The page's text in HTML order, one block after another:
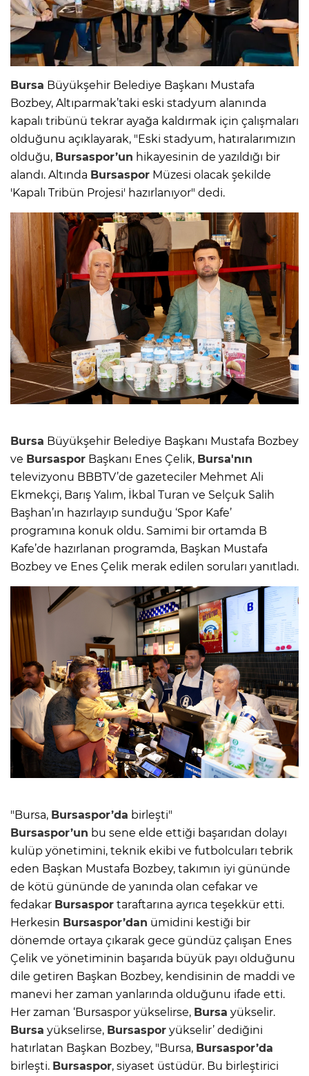
Bursa Büyükşehir Belediye Başkanı Mustafa
Bozbey, Altıparmak’taki eski stadyum alanında
kapalı tribünü tekrar ayağa kaldırmak için çalışmaları
olduğunu açıklayarak, "Eski stadyum, hatıralarımızın
olduğu, Bursaspor’un hikayesinin de yazıldığı bir
alandı. Altında Bursaspor Müzesi olacak şekilde
'Kapalı Tribün Projesi' hazırlanıyor" dedi.
Bursa Büyükşehir Belediye Başkanı Mustafa Bozbey
ve Bursaspor Başkanı Enes Çelik, Bursa'nın
televizyonu BBBTV’de gazeteciler Mehmet Ali
Ekmekçi, Barış Yalım, İkbal Turan ve Selçuk Salih
Başhan’ın hazırlayıp sunduğu ‘Spor Kafe’
programına konuk oldu. Samimi bir ortamda B
Kafe’de hazırlanan programda, Başkan Mustafa
Bozbey ve Enes Çelik merak edilen soruları yanıtladı.
"Bursa, Bursaspor’da birleşti"
Bursaspor’un bu sene elde ettiği başarıdan dolayı
kulüp yönetimini, teknik ekibi ve futbolcuları tebrik
eden Başkan Mustafa Bozbey, takımın iyi gününde
de kötü gününde de yanında olan cefakar ve
fedakar Bursaspor taraftarına ayrıca teşekkür etti.
Herkesin Bursaspor’dan ümidini kestiği bir
dönemde ortaya çıkarak gece gündüz çalışan Enes
Çelik ve yönetiminin başarıda büyük payı olduğunu
dile getiren Başkan Bozbey, kendisinin de maddi ve
manevi her zaman yanlarında olduğunu ifade etti.
Her zaman ‘Bursaspor yükselirse, Bursa yükselir.
Bursa yükselirse, Bursaspor yükselir’ dediğini
hatırlatan Başkan Bozbey, "Bursa, Bursaspor’da
birleşti. Bursaspor, siyaset üstüdür. Bu birleştirici